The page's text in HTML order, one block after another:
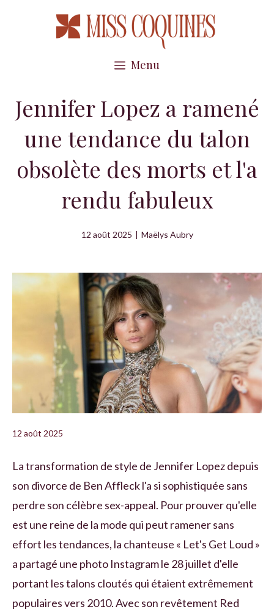
Menu
Jennifer Lopez a ramené
une tendance du talon
obsolète des morts et l'a
rendu fabuleux
12 août 2025 | Maëlys Aubry
12 août 2025
La transformation de style de Jennifer Lopez depuis
son divorce de Ben Affleck l'a si sophistiquée sans
perdre son célèbre sex-appeal. Pour prouver qu'elle
est une reine de la mode qui peut ramener sans
effort les tendances, la chanteuse « Let's Get Loud »
a partagé une photo Instagram le 28 juillet d'elle
portant les talons cloutés qui étaient extrêmement
populaires vers 2010. Avec son revêtement Red